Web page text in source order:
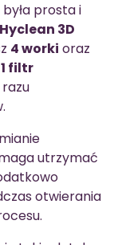
prosta i
3D
4 worki oraz
1 filtr
utrzymać
otwierania